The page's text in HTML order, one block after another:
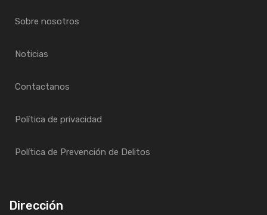
Sobre nosotros
Noticias
Contactanos
Política de privacidad
Política de Prevención de Delitos
Dirección